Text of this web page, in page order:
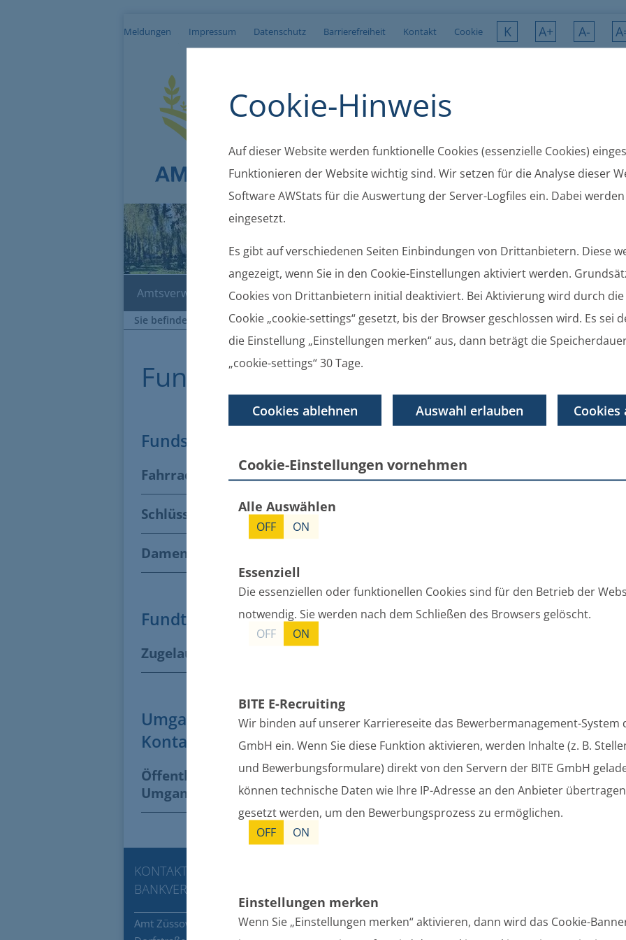
Cookie-Hinweis
Auf dieser Website werden funktionelle Cookies (essenzielle Cookies)
Funktionieren der Website wichtig sind. Wir setzen für die Analyse dieser
Software AWStats für die Auswertung der Server-Logfiles ein. Dabei
eingesetzt.
Es gibt auf verschiedenen Seiten Einbindungen von Drittanbietern. Diese
angezeigt, wenn Sie in den Cookie-Einstellungen aktiviert werden.
Cookies von Drittanbietern initial deaktiviert. Bei Aktivierung wird durch die
Cookie „cookie-settings“ gesetzt, bis der Browser geschlossen wird. Es sei
die Einstellung „Einstellungen merken“ aus, dann beträgt die
„cookie-settings“ 30 Tage.
Cookies ablehnen Auswahl erlauben Cookies
Cookie-Einstellungen vornehmen
Alle Auswählen
OFF ON
Essenziell
Die essenziellen oder funktionellen Cookies sind für den Betrieb der
notwendig. Sie werden nach dem Schließen des Browsers gelöscht.
OFF
ON
BITE E-Recruiting
Wir binden auf unserer Karriereseite das Bewerbermanagement-System
GmbH ein. Wenn Sie diese Funktion aktivieren, werden Inhalte (z. B.
und Bewerbungsformulare) direkt von den Servern der BITE GmbH
können technische Daten wie Ihre IP-Adresse an den Anbieter
gesetzt werden, um den Bewerbungsprozess zu ermöglichen.
OFF
ON
Einstellungen merken
Wenn Sie „Einstellungen merken“ aktivieren, dann wird das Cookie-
Meldungen Impressum Datenschutz Barrierefreiheit Kontakt Cookie K A+ A-
Amtsverwaltung Bekanntmachungen Gemeinden Ortsrecht Gremien
Sie befinden sich hier: Startseite Bekanntmachungen Fundbehörde
Fundbehörde
Fundsachen
Fahrrad in Gützkow gefunden
Schlüsselbund in Züssow gefunden
Damenrad "City Star" gefunden
Fundtiere
Zugelaufene Katze in Breechen
Umgang mit Fundtieren - Ansprechpartner,
Kontaktdaten, Regelung
Öffentliche Bekanntmachung des Amtes Züssow zum
Umgang mit Fundtieren
Herr
E-Mail
KONTAKT
BANKVERBINDUNG
Amt Züssow
Bitte vereinbaren Sie vor